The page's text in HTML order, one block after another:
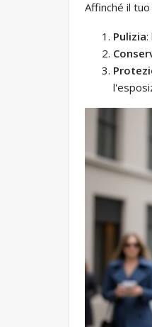
Affinché il
Pulizia: